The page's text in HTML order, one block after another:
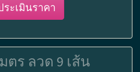
ะเมินราคา
ตร ลวด 9 เส้น